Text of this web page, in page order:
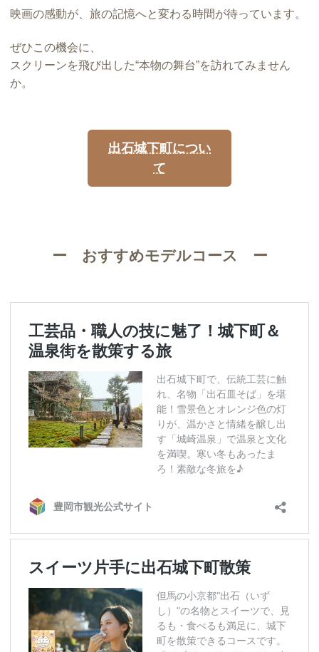
映画の感動が、旅の記憶へと変わる時間が待っています。
ぜひこの機会に、
スクリーンを飛び出した“本物の舞台”を訪れてみません
か。
出石城下町につい
て
ー おすすめモデルコース ー